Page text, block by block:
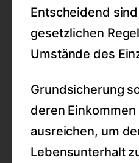
Entscheidend
gesetzlichen
Umstände des
Grundsicherung
deren
ausreichen, um
Lebensunterhalt